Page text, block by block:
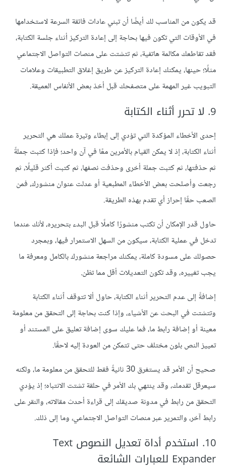
قد يكون من المناسب لك أيضًا أن تبني عادات فائقة السرعة لاستخدامها
في الأوقات التي تكون فيها بحاجة إلى إعادة التركيز أثناء جلسة الكتابة،
فقد تقاطعك مكالمة هاتفية، ثم تتشتت على منصات التواصل الاجتماعي
مثلًا؛ حينها، يمكنك إعادة التركيز عن طريق إغلاق التطبيقات وعلامات
التبويب غير المهمة على متصفحك قبل أخذ بعض الأنفاس العميقة.
9. لا تحرر أثناء الكتابة
إحدى الأخطاء المؤكدة التي تؤدي إلى إبطاء وتيرة عملك هي التحرير
أثناء الكتابة، إذ لا يمكن القيام بالأمرين معًا في آن واحد؛ فإذا كتبت جملةً
ثم حذفتها، ثم كتبت جملة أخرى وحذفت نصفها، ثم كتبت أكثر قليلًا، ثم
رجعت وأصلحت بعض الأخطاء المطبعية أو عدلت عنوان منشورك، فمن
الصعب حقًا إحراز أي تقدم بهذه الطريقة.
حاول قدر الإمكان أن تكتب منشورًا كاملًا قبل البدء بتحريره، لأنك عندما
تدخل في عملية الكتابة، سيكون من السهل الاستمرار فيها، وبمجرد
حصولك على مسودة كاملة، يمكنك مراجعة منشورك بالكامل ومعرفة ما
يجب تغييره، وقد تكون التعديلات أقل مما تظن.
إضافةً إلى عدم التحرير أثناء الكتابة، حاول ألا تتوقف ٱثناء الكتابة
وتتشتت في البحث عن الأشياء، وإذا كنت بحاجة إلى التحقق من معلومة
معينة أو إضافة رابط ما، فما عليك سوى إضافة تعليق على المستند أو
تمييز النص بلون مختلف حتى تتمكن من العودة إليه لاحقًا.
صحيح أن الأمر قد يستغرق 30 ثانيةً فقط للتحقق من معلومة ما، ولكنه
سيعرقل تقدمك، وقد ينتهي بك الأمر في حلقة تشتت الانتباه؛ إذ يؤدي
التحقق من رابط في مدونة صديقك إلى قراءة أحدث مقالاته، والنقر على
رابط آخر، والتمرير عبر منصات التواصل الاجتماعي، وما إلى ذلك.
10. استخدم أداة تعديل النصوص Text
Expander للعبارات الشائعة